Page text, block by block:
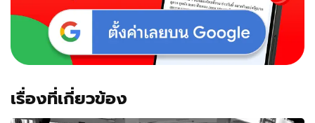
เรื่องที่เกี่ยวข้อง